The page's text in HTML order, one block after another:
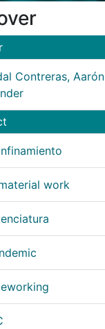
Contreras, Aarón
work